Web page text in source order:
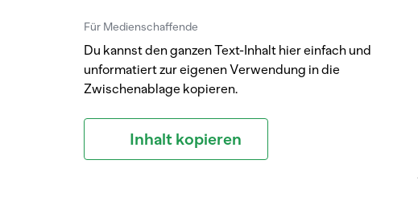
Für Medienschaffende
Du kannst den ganzen Text-Inhalt hier einfach und
unformatiert zur eigenen Verwendung in die
Zwischenablage kopieren.
Inhalt kopieren